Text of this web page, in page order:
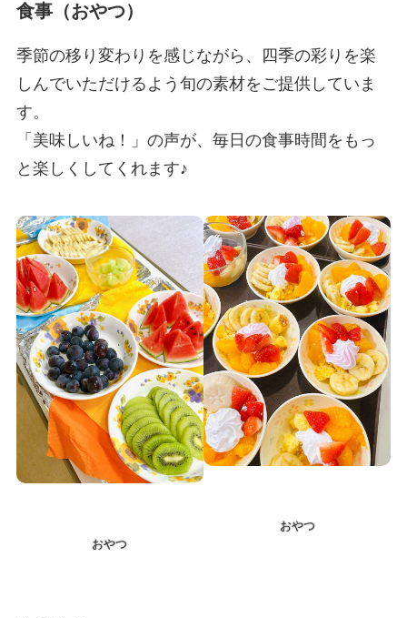
食事（おやつ）
季節の移り変わりを感じながら、四季の彩りを楽
しんでいただけるよう旬の素材をご提供していま
す。
「美味しいね！」の声が、毎日の食事時間をもっ
と楽しくしてくれます♪
おやつ
おやつ